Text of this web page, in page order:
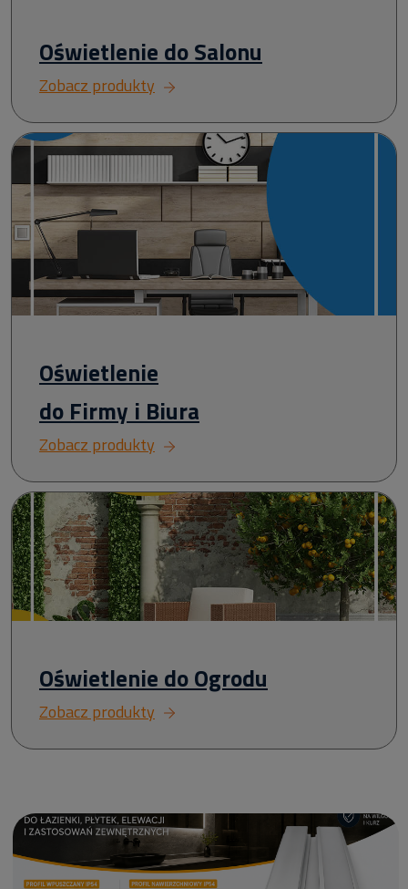
Oświetlenie do Salonu
Zobacz produkty
Oświetlenie
do Firmy i Biura
Zobacz produkty
Oświetlenie do Ogrodu
Zobacz produkty